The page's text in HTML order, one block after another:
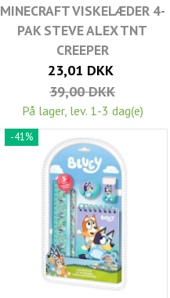
MINECRAFT VISKELÆDER 4-
PAK STEVE ALEX TNT
CREEPER
23,01 DKK
39,00 DKK
På lager, lev. 1-3 dag(e)
-41%